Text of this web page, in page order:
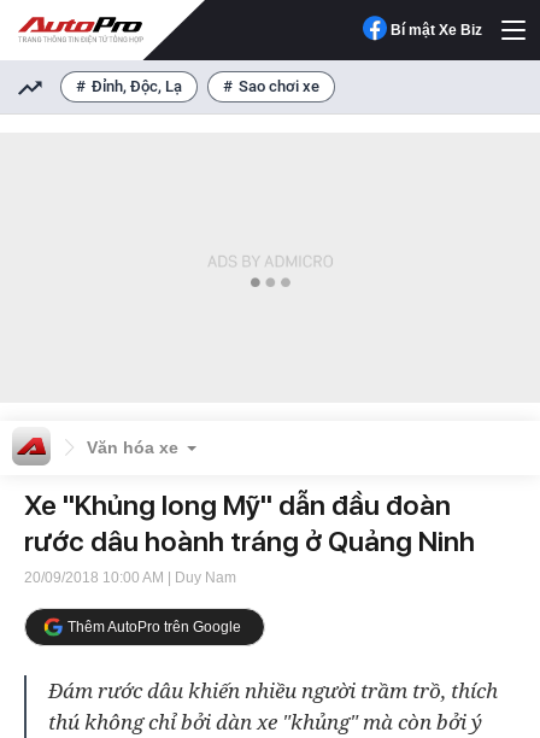
Bí mật Xe Biz
Đỉnh, Độc, Lạ Sao chơi xe
Văn hóa xe
Xe "Khủng long Mỹ" dẫn đầu đoàn
rước dâu hoành tráng ở Quảng Ninh
20/09/2018 10:00 AM | Duy Nam
Thêm AutoPro trên Google
Đám rước dâu khiến nhiều người trầm trồ, thích
thú không chỉ bởi dàn xe "khủng" mà còn bởi ý